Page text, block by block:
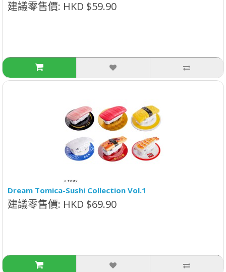
建議零售價: HKD $59.90
Dream Tomica-Sushi Collection Vol.1
建議零售價: HKD $69.90